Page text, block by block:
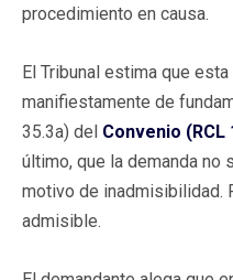
procedimiento en causa.
El Tribunal estima que
manifiestamente de
35.3a) del Convenio (RCL
último, que la demanda no
motivo de inadmisibilidad.
admisible.